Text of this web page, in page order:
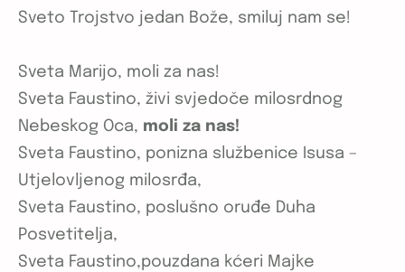
Sveto Trojstvo jedan Bože, smiluj nam se!
Sveta Marijo, moli za nas!
Sveta Faustino, živi svjedoče milosrdnog
Nebeskog Oca, moli za nas!
Sveta Faustino, ponizna službenice Isusa –
Utjelovljenog milosrđa,
Sveta Faustino, poslušno oruđe Duha
Posvetitelja,
Sveta Faustino,pouzdana kćeri Majke